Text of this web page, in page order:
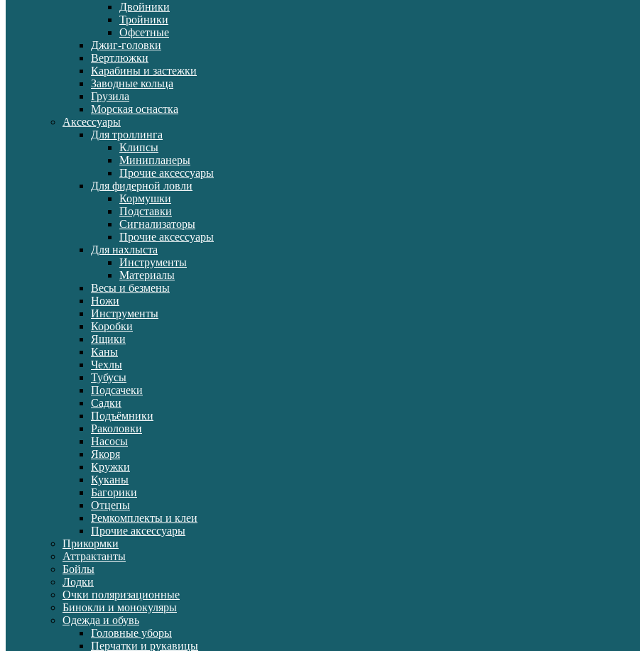
Двойники
Тройники
Офсетные
Джиг-головки
Вертлюжки
Карабины и застежки
Заводные кольца
Грузила
Морская оснастка
Аксессуары
Для троллинга
Клипсы
Минипланеры
Прочие аксессуары
Для фидерной ловли
Кормушки
Подставки
Сигнализаторы
Прочие аксессуары
Для нахлыста
Инструменты
Материалы
Весы и безмены
Ножи
Инструменты
Коробки
Ящики
Каны
Чехлы
Тубусы
Подсачеки
Садки
Подъёмники
Раколовки
Насосы
Якоря
Кружки
Куканы
Багорики
Отцепы
Ремкомплекты и клеи
Прочие аксессуары
Прикормки
Аттрактанты
Бойлы
Лодки
Очки поляризационные
Бинокли и монокуляры
Одежда и обувь
Головные уборы
Перчатки и рукавицы